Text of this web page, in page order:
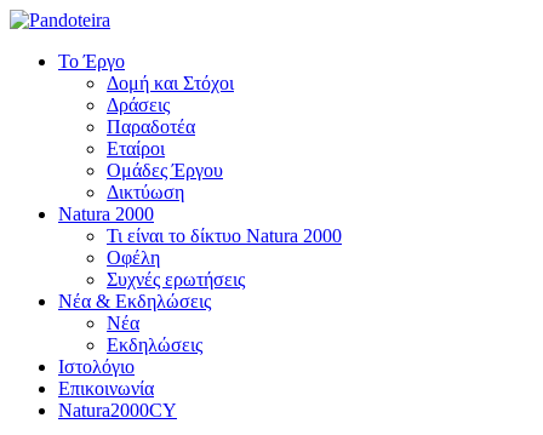
Το Έργο
Δομή και Στόχοι
Δράσεις
Παραδοτέα
Εταίροι
Ομάδες Έργου
Δικτύωση
Natura 2000
Τι είναι το δίκτυο Natura 2000
Οφέλη
Συχνές ερωτήσεις
Νέα & Εκδηλώσεις
Νέα
Εκδηλώσεις
Ιστολόγιο
Επικοινωνία
Natura2000CY